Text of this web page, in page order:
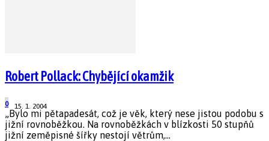
Robert Pollack: Chybějící okamžik
15. 1. 2004
0
„Bylo mi pětapadesát, což je věk, který nese jistou podobu s
jižní rovnoběžkou. Na rovnoběžkách v blízkosti 50 stupňů
jižní zeměpisné šířky nestojí větrům,...